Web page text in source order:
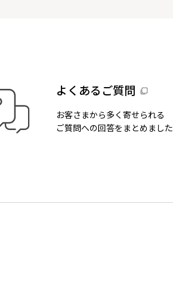
よくあるご質問
お客さまから多く寄せられる
ご質問への回答をまとめました